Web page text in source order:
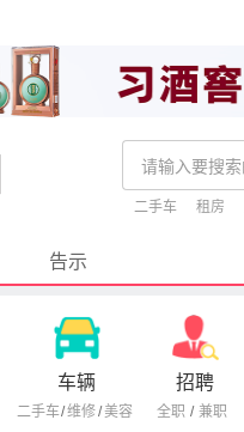
二手车 租房
告示
车辆
二手车/维修/美容
招聘
全职 / 兼职